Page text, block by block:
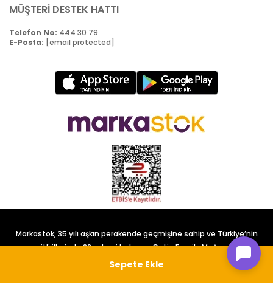
MÜŞTERİ DESTEK HATTI
Telefon No: 444 30 79
E-Posta: [email protected]
Markastok, 35 yılı aşkın perakende geçmişine sahip ve Türkiye’nin
çeşitli illerinde 22 şubesi bulunan Çetin Family Mağazacılık
tarafından kurulmuştur.